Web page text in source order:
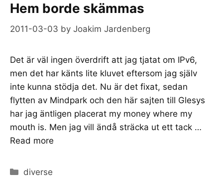
Hem borde skämmas
2011-03-03 by Joakim Jardenberg
Det är väl ingen överdrift att jag tjatat om IPv6,
men det har känts lite kluvet eftersom jag själv
inte kunna stödja det. Nu är det fixat, sedan
flytten av Mindpark och den här sajten till Glesys
har jag äntligen placerat my money where my
mouth is. Men jag vill ändå sträcka ut ett tack …
Read more
Categories
diverse